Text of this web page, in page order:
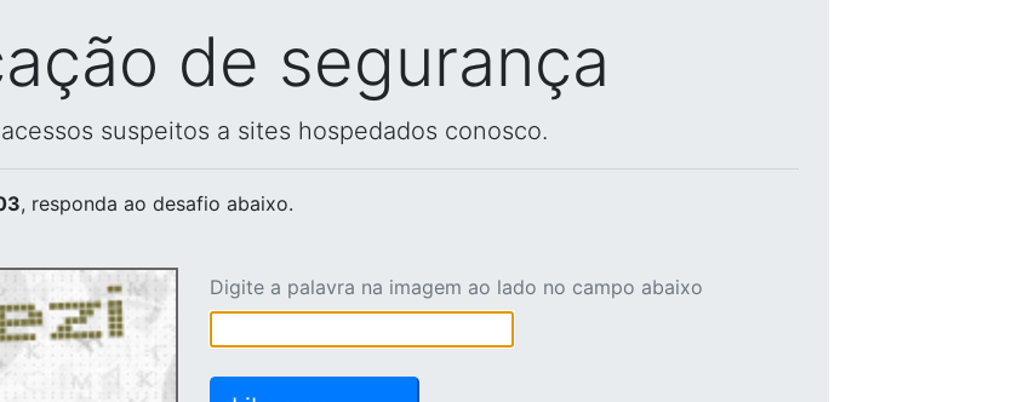
de segurança
suspeitos a sites hospedados conosco.
, responda ao desafio abaixo.
Digite a palavra na imagem ao lado no campo abaixo